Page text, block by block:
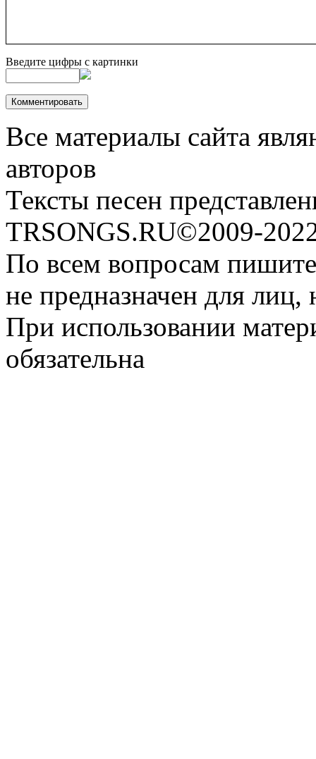
Введите цифры с картинки
Все материалы сайта
авторов
Тексты песен
TRSONGS.RU©2009-
По всем вопросам
не предназначен для
При использовании
обязательна